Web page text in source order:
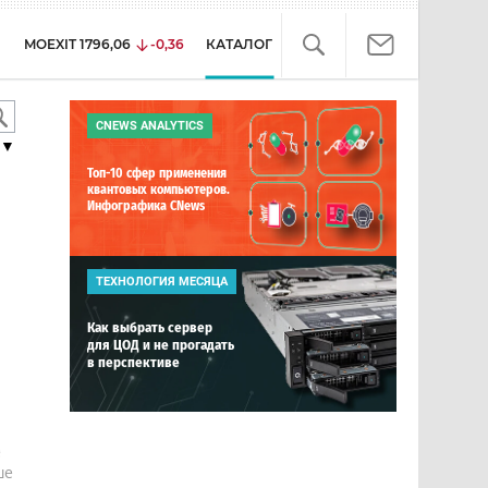
MOEXIT 1796,06 -0,36 КАТАЛОГ
▼
CNEWS ANALYTICS
Топ-10 сфер применения
квантовых компьютеров.
Инфографика CNews
ТЕХНОЛОГИЯ МЕСЯЦА
Как выбрать сервер
для ЦОД и не прогадать
в перспективе